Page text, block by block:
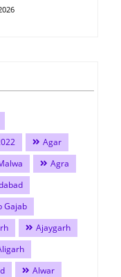
Agar
Agra
Gajab
Ajaygarh
Alwar